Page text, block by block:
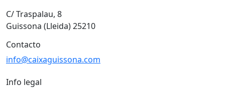
C/ Traspalau, 8
Guissona (Lleida) 25210
Contacto
info@caixaguissona.com
Info legal